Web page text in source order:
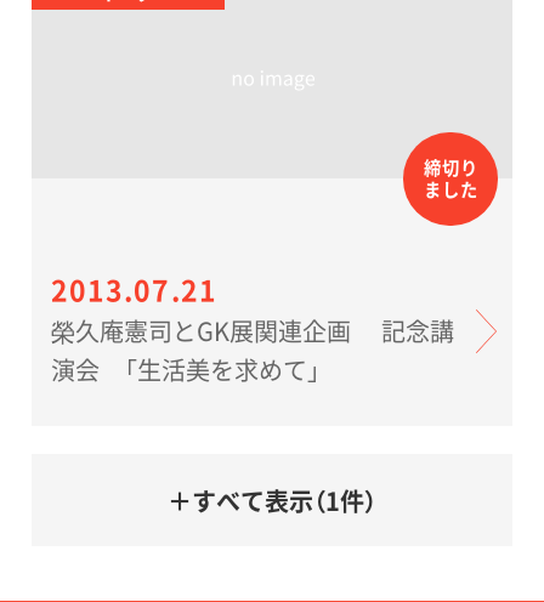
締切り
ました
2013.07.21
榮久庵憲司とGK展関連企画 記念講
演会 「生活美を求めて」
＋すべて表示（1件）